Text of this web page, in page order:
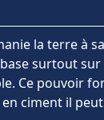
la terre à
surtout
Ce pouvoir
ciment il